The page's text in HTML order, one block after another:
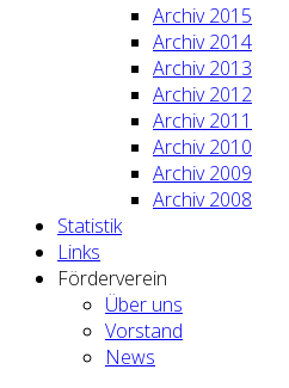
Archiv 2015
Archiv 2014
Archiv 2013
Archiv 2012
Archiv 2011
Archiv 2010
Archiv 2009
Archiv 2008
Statistik
Links
Förderverein
Über uns
Vorstand
News